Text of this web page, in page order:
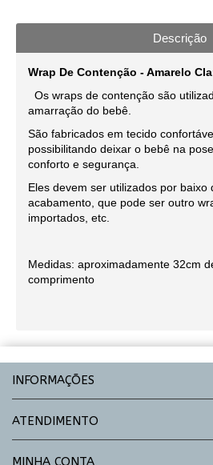
Descrição
Wrap De Contenção - Amarelo
Os wraps de contenção são
amarração do bebê.
São fabricados em tecido
possibilitando deixar o bebê na
conforto e segurança.
Eles devem ser utilizados por baixo
acabamento, que pode ser outro
importados, etc.
Medidas: aproximadamente 32cm
comprimento
INFORMAÇÕES
ATENDIMENTO
MINHA CONTA